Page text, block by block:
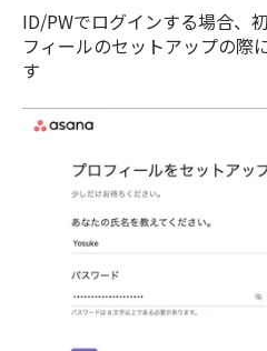
ID/PWでログインする場合、
フィールのセットアップの際
す